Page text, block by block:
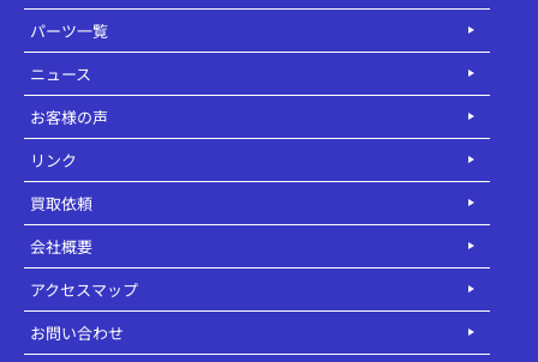
パーツ一覧
ニュース
お客様の声
リンク
買取依頼
会社概要
アクセスマップ
お問い合わせ